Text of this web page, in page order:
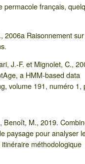
permacole français,
2006a Raisonnement sur
J.-F. et Mignolet, C.,
a HMM-based data
volume 191, numéro 1,
Benoît, M., 2019.
paysage pour analyser
méthodologique